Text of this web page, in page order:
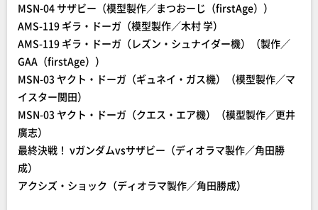
MSN-04 サザビー（模型製作／まつおーじ（firstAge））
AMS-119 ギラ・ドーガ（模型製作／木村 学）
AMS-119 ギラ・ドーガ（レズン・シュナイダー機）（製作／
GAA（firstAge））
MSN-03 ヤクト・ドーガ（ギュネイ・ガス機）（模型製作／マ
イスター関田）
MSN-03 ヤクト・ドーガ（クエス・エア機）（模型製作／更井
廣志）
最終決戦！ νガンダムvsサザビー（ディオラマ製作／角田勝
成）
アクシズ・ショック（ディオラマ製作／角田勝成）